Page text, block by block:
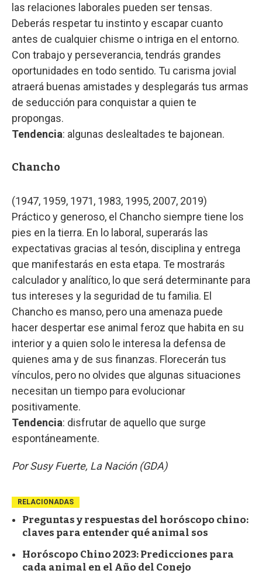
las relaciones laborales pueden ser tensas.
Deberás respetar tu instinto y escapar cuanto
antes de cualquier chisme o intriga en el entorno.
Con trabajo y perseverancia, tendrás grandes
oportunidades en todo sentido. Tu carisma jovial
atraerá buenas amistades y desplegarás tus armas
de seducción para conquistar a quien te
propongas.
Tendencia: algunas deslealtades te bajonean.
Chancho
(1947, 1959, 1971, 1983, 1995, 2007, 2019)
Práctico y generoso, el Chancho siempre tiene los
pies en la tierra. En lo laboral, superarás las
expectativas gracias al tesón, disciplina y entrega
que manifestarás en esta etapa. Te mostrarás
calculador y analítico, lo que será determinante para
tus intereses y la seguridad de tu familia. El
Chancho es manso, pero una amenaza puede
hacer despertar ese animal feroz que habita en su
interior y a quien solo le interesa la defensa de
quienes ama y de sus finanzas. Florecerán tus
vínculos, pero no olvides que algunas situaciones
necesitan un tiempo para evolucionar
positivamente.
Tendencia: disfrutar de aquello que surge
espontáneamente.
Por Susy Fuerte, La Nación (GDA)
RELACIONADAS
Preguntas y respuestas del horóscopo chino:
claves para entender qué animal sos
Horóscopo Chino 2023: Predicciones para
cada animal en el Año del Conejo